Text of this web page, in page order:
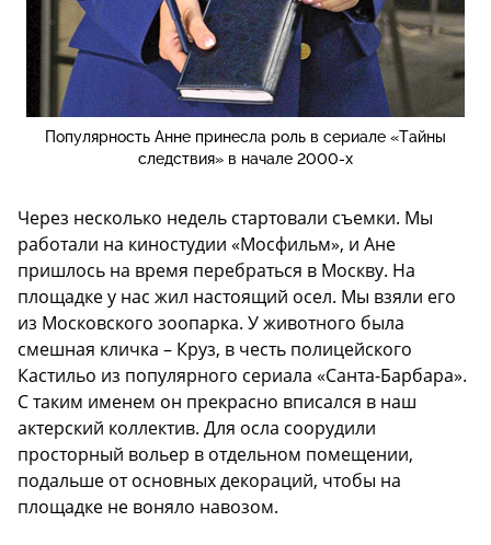
Популярность Анне принесла роль в сериале «Тайны
следствия» в начале 2000-х
Через несколько недель стартовали съемки. Мы
работали на киностудии «Мосфильм», и Ане
пришлось на время перебраться в Москву. На
площадке у нас жил настоящий осел. Мы взяли его
из Московского зоопарка. У животного была
смешная кличка – Круз, в честь полицейского
Кастильо из популярного сериала «Санта-Барбара».
С таким именем он прекрасно вписался в наш
актерский коллектив. Для осла соорудили
просторный вольер в отдельном помещении,
подальше от основных декораций, чтобы на
площадке не воняло навозом.